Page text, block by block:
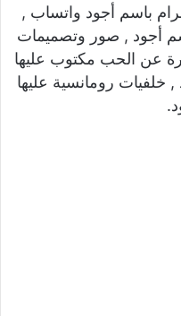
باسم أجود واتساب ,
أجود , صور وتصميمات
عن الحب مكتوب عليها
رومانسية عليها